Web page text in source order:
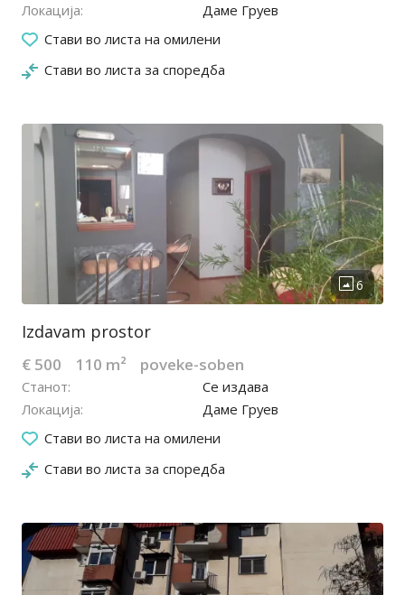
Локација
Даме Груев
Стави во листа на омилени
Стави во листа за споредба
27.02.2025
Izdavam prostor
€ 500 110 m² poveke-soben
Станот
Се издава
Локација
Даме Груев
Стави во листа на омилени
Стави во листа за споредба
25.01.2024